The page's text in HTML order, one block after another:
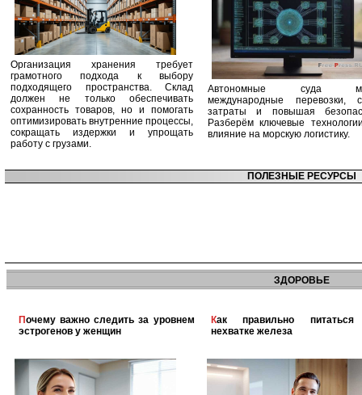
Организация хранения требует
грамотного подхода к выбору
подходящего пространства. Склад
должен не только обеспечивать
сохранность товаров, но и помогать
оптимизировать внутренние процессы,
сокращать издержки и упрощать
работу с грузами.
Автономные суда
международные перевозки,
затраты и повышая
Разберём ключевые
влияние на морскую логистику.
ПОЛЕЗНЫЕ РЕСУРСЫ
ЗДОРОВЬЕ
Почему важно следить за уровнем
эстрогенов у женщин
Как правильно питаться при
нехватке железа